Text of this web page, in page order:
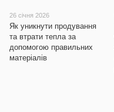
26 січня 2026
Як уникнути продування
та втрати тепла за
допомогою правильних
матеріалів